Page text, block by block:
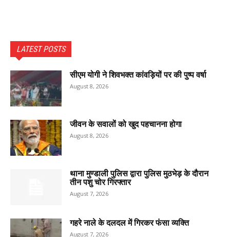
LATEST POSTS
सीएम योगी ने शिवभक्त कांवड़ियों पर की पुष्प वर्षा
August 8, 2026
जीवन के सवालों को खुद पहचानना होगा
August 8, 2026
थाना मुण्डाली पुलिस द्वारा पुलिस मुठभेड़ के दौरान
तीन पशु चोर गिरफ्तार
August 7, 2026
गहरे नाले के दलदल में गिरकर फंसा व्यक्ति
August 7, 2026